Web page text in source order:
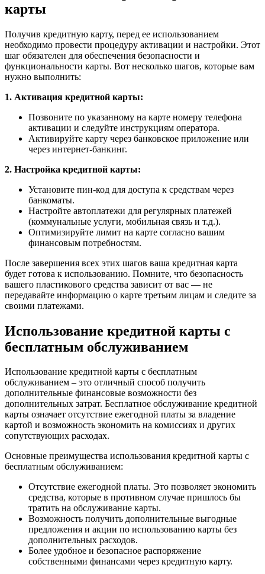
карты
Получив кредитную карту, перед ее использованием
необходимо провести процедуру активации и настройки. Этот
шаг обязателен для обеспечения безопасности и
функциональности карты. Вот несколько шагов, которые вам
нужно выполнить:
1. Активация кредитной карты:
Позвоните по указанному на карте номеру телефона
активации и следуйте инструкциям оператора.
Активируйте карту через банковское приложение или
через интернет-банкинг.
2. Настройка кредитной карты:
Установите пин-код для доступа к средствам через
банкоматы.
Настройте автоплатежи для регулярных платежей
(коммунальные услуги, мобильная связь и т.д.).
Оптимизируйте лимит на карте согласно вашим
финансовым потребностям.
После завершения всех этих шагов ваша кредитная карта
будет готова к использованию. Помните, что безопасность
вашего пластикового средства зависит от вас — не
передавайте информацию о карте третьим лицам и следите за
своими платежами.
Использование кредитной карты с
бесплатным обслуживанием
Использование кредитной карты с бесплатным
обслуживанием – это отличный способ получить
дополнительные финансовые возможности без
дополнительных затрат. Бесплатное обслуживание кредитной
карты означает отсутствие ежегодной платы за владение
картой и возможность экономить на комиссиях и других
сопутствующих расходах.
Основные преимущества использования кредитной карты с
бесплатным обслуживанием:
Отсутствие ежегодной платы. Это позволяет экономить
средства, которые в противном случае пришлось бы
тратить на обслуживание карты.
Возможность получить дополнительные выгодные
предложения и акции по использованию карты без
дополнительных расходов.
Более удобное и безопасное распоряжение
собственными финансами через кредитную карту.